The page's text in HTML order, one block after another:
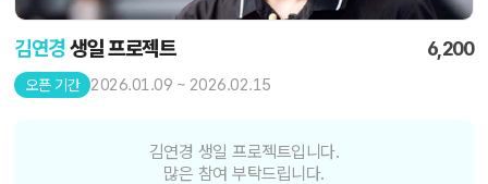
김연경생일 프로젝트 6,200
오픈 기간 2026.01.09 ~ 2026.02.15
김연경 생일 프로젝트입니다.
많은 참여 부탁드립니다.